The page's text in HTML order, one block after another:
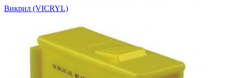
Викрил (VICRYL)